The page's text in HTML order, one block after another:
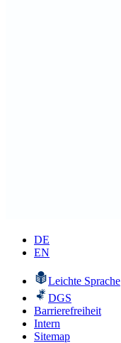
DE
EN
Leichte Sprache
DGS
Barrierefreiheit
Intern
Sitemap